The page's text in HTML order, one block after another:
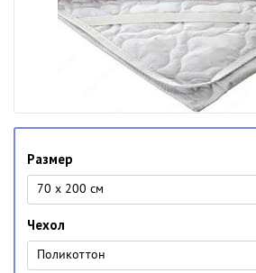
Размер
70 x 200 см
Чехол
Поликоттон